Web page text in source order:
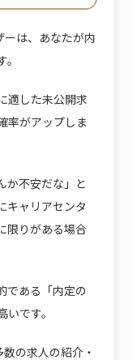
は、
あなたが内
適した未公開求
率がアップしま
か不安だな」と
キャリアセンタ
限りがある場合
である「内定の
です。
の求人の紹介・